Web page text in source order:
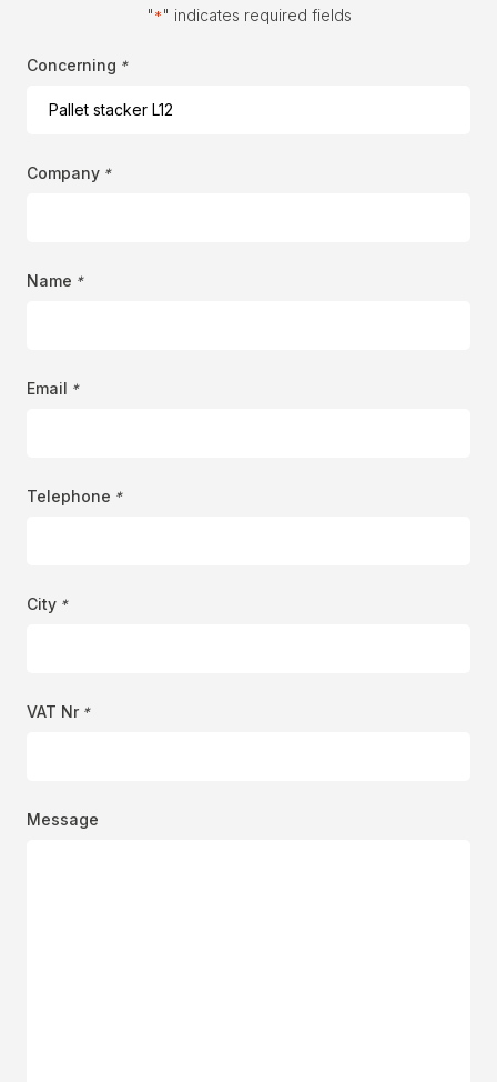
"*" indicates required fields
Concerning *
Company *
Name *
Email *
Telephone *
City *
VAT Nr *
Message